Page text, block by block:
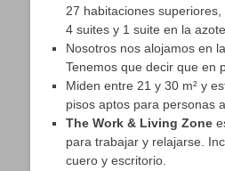
27 habitaciones superiores,
4 suites y 1 suite en la
Nosotros nos alojamos en
Tenemos que decir que en
Miden entre 21 y 30 m² y
pisos aptos para personas
The Work & Living Zone
para trabajar y relajarse.
cuero y escritorio.